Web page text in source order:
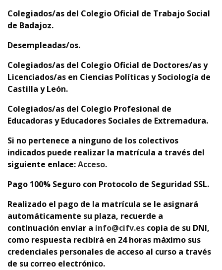
Colegiados/as del Colegio Oficial de Trabajo Social
de Badajoz.
Desempleadas/os.
Colegiados/as del Colegio Oficial de Doctores/as y
Licenciados/as en Ciencias Políticas y Sociología de
Castilla y León.
Colegiados/as del Colegio Profesional de
Educadoras y Educadores Sociales de Extremadura.
Si no pertenece a ninguno de los colectivos
indicados puede realizar la matrícula a través del
siguiente enlace:Acceso.
Pago 100% Seguro con Protocolo de Seguridad SSL.
Realizado el pago de la matrícula se le asignará
automáticamente su plaza, recuerde a
continuación enviar a info@cifv.es copia de su DNI,
como respuesta recibirá en 24 horas máximo sus
credenciales personales de acceso al curso a través
de su correo electrónico.